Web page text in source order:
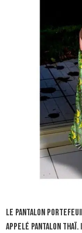
Le pantalon
appelé pantalon thaï.